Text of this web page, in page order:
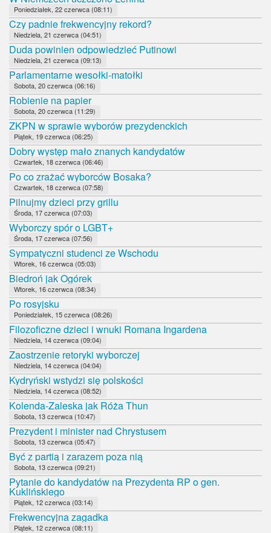
Poniedziałek, 22 czerwca (08:11)
Czy padnie frekwencyjny rekord?
Niedziela, 21 czerwca (04:51)
Duda powinien odpowiedzieć Putinowi
Niedziela, 21 czerwca (09:13)
Parlamentarne wesołki-matołki
Sobota, 20 czerwca (06:16)
Robienie na papier
Sobota, 20 czerwca (11:29)
ZKPN w sprawie wyborów prezydenckich
Piątek, 19 czerwca (06:25)
Dobry występ mało znanych kandydatów
Czwartek, 18 czerwca (06:46)
Po co zrażać wyborców Bosaka?
Czwartek, 18 czerwca (07:58)
Pilnujmy dzieci przy grillu
Środa, 17 czerwca (07:03)
Wyborczy spór o LGBT+
Środa, 17 czerwca (07:56)
Sympatyczni studenci ze Wschodu
Wtorek, 16 czerwca (05:03)
Biedroń jak Ogórek
Wtorek, 16 czerwca (08:34)
Po rosyjsku
Poniedziałek, 15 czerwca (08:26)
Filozoficzne dzieci i wnuki Romana Ingardena
Niedziela, 14 czerwca (09:04)
Zaostrzenie retoryki wyborczej
Niedziela, 14 czerwca (04:04)
Kydryński wstydzi się polskości
Niedziela, 14 czerwca (08:52)
Kolenda-Zaleska jak Róża Thun
Sobota, 13 czerwca (10:47)
Prezydent i minister nad Chrystusem
Sobota, 13 czerwca (05:47)
Być z partią i zarazem poza nią
Sobota, 13 czerwca (09:21)
Pytanie do kandydatów na Prezydenta RP o gen.
Kuklińskiego
Piątek, 12 czerwca (03:14)
Frekwencyjna zagadka
Piątek, 12 czerwca (08:11)